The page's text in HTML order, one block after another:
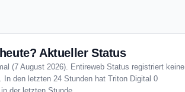
Aktueller Status
(7 August 2026). Entireweb Status registriert keine
In den letzten 24 Stunden hat Triton Digital 0